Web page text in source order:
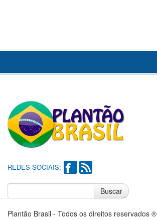
REDES SOCIAIS:
Buscar
Plantão Brasil - Todos os direitos reservados ®